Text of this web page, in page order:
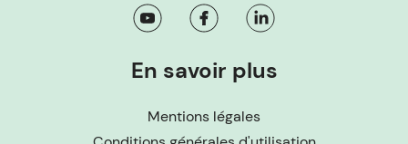
En savoir plus
Mentions légales